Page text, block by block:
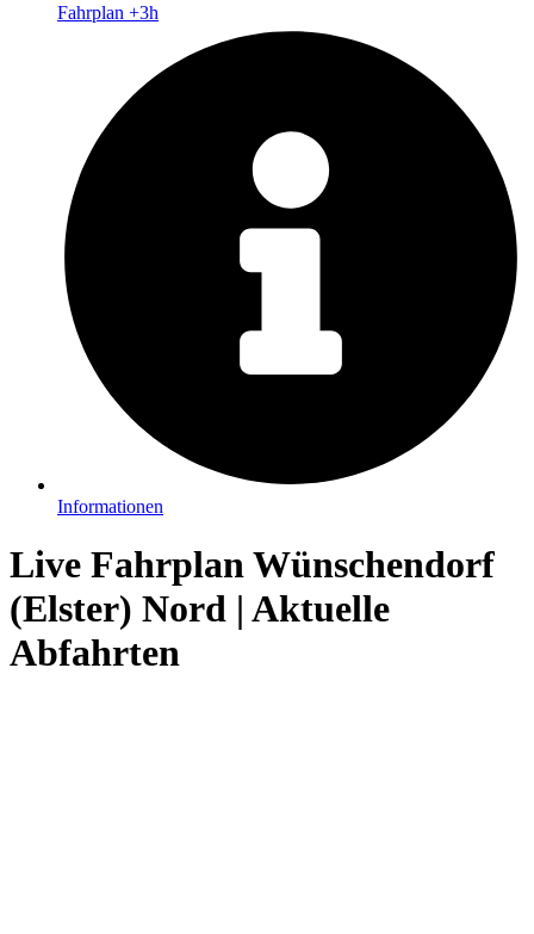
Fahrplan +3h
Informationen
Live Fahrplan Wünschendorf
(Elster) Nord | Aktuelle
Abfahrten